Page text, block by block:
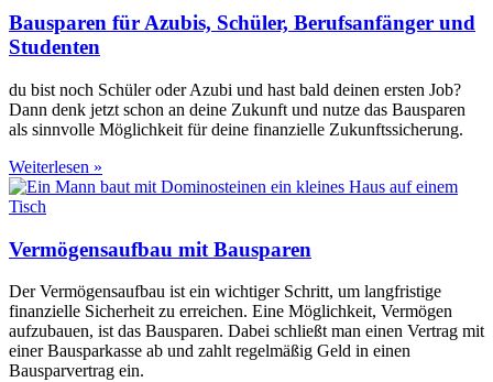
Bausparen für Azubis, Schüler, Berufsanfänger und
Studenten
du bist noch Schüler oder Azubi und hast bald deinen ersten Job?
Dann denk jetzt schon an deine Zukunft und nutze das Bausparen
als sinnvolle Möglichkeit für deine finanzielle Zukunftssicherung.
Weiterlesen »
Vermögensaufbau mit Bausparen
Der Vermögensaufbau ist ein wichtiger Schritt, um langfristige
finanzielle Sicherheit zu erreichen. Eine Möglichkeit, Vermögen
aufzubauen, ist das Bausparen. Dabei schließt man einen Vertrag mit
einer Bausparkasse ab und zahlt regelmäßig Geld in einen
Bausparvertrag ein.